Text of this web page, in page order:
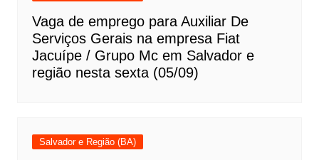
Vaga de emprego para Auxiliar De
Serviços Gerais na empresa Fiat
Jacuípe / Grupo Mc em Salvador e
região nesta sexta (05/09)
Salvador e Região (BA)